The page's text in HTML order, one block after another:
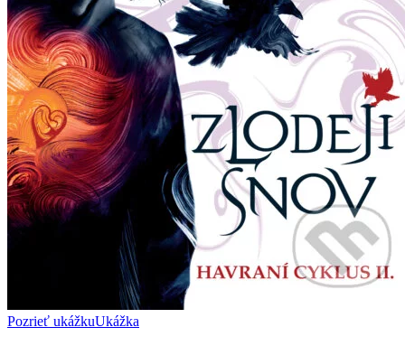
Pozrieť ukážkuUkážka